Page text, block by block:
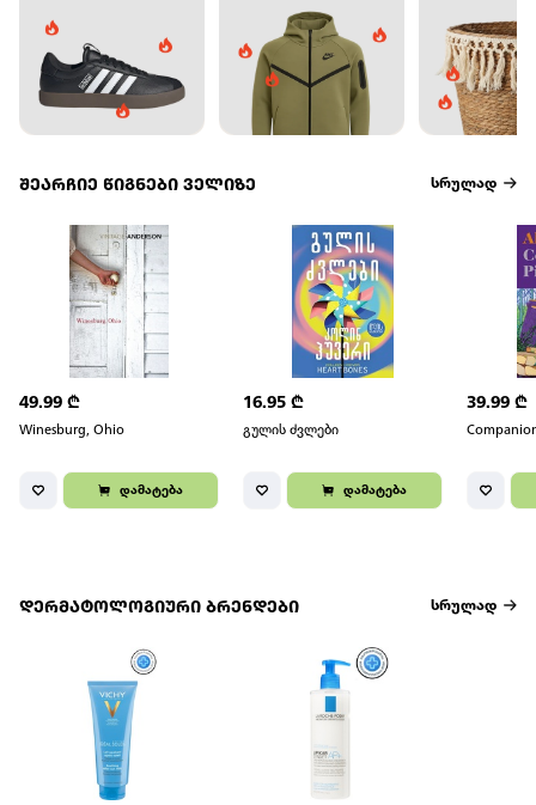
შეარჩიე წიგნები ველიზე სრულად
49.99 ₾
Winesburg, Ohio
დამატება
16.95 ₾
გულის ძვლები
დამატება
39.99 ₾
დერმატოლოგიური ბრენდები სრულად